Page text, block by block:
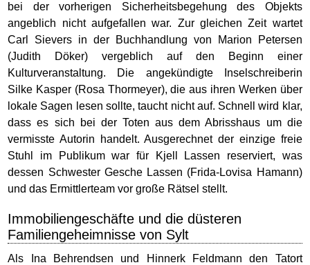
bei der vorherigen Sicherheitsbegehung des Objekts
angeblich nicht aufgefallen war. Zur gleichen Zeit wartet
Carl Sievers in der Buchhandlung von Marion Petersen
(Judith Döker) vergeblich auf den Beginn einer
Kulturveranstaltung. Die angekündigte Inselschreiberin
Silke Kasper (Rosa Thormeyer), die aus ihren Werken über
lokale Sagen lesen sollte, taucht nicht auf. Schnell wird klar,
dass es sich bei der Toten aus dem Abrisshaus um die
vermisste Autorin handelt. Ausgerechnet der einzige freie
Stuhl im Publikum war für Kjell Lassen reserviert, was
dessen Schwester Gesche Lassen (Frida-Lovisa Hamann)
und das Ermittlerteam vor große Rätsel stellt.
Immobiliengeschäfte und die düsteren
Familiengeheimnisse von Sylt
Als Ina Behrendsen und Hinnerk Feldmann den Tatort